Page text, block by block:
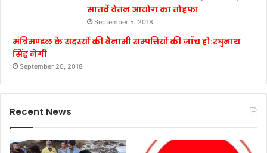
सातवें वेतन आयोग का तोहफा
September 5, 2018
मंत्रिमण्डल के सदस्यों की बैनामी सम्पत्तियों की जाँच हो:रघुनाथ
सिंह नेगी
September 20, 2018
Recent News